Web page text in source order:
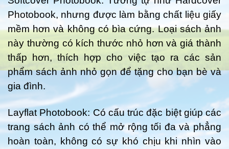
Photobook, nhưng được làm bằng chất liệu giấy
mềm hơn và không có bìa cứng. Loại sách ảnh
này thường có kích thước nhỏ hơn và giá thành
thấp hơn, thích hợp cho việc tạo ra các sản
phẩm sách ảnh nhỏ gọn để tặng cho bạn bè và
gia đình.
Layflat Photobook: Có cấu trúc đặc biệt giúp các
trang sách ảnh có thể mở rộng tối đa và phẳng
hoàn toàn, không có sự khó chịu khi nhìn vào